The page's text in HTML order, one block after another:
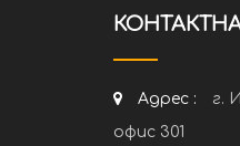
Адрес :
г.
офис 301